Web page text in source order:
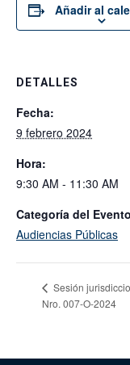
Añadir al
DETALLES
Fecha:
9 febrero 2024
Hora:
9:30 AM - 11:30 AM
Categoría del
Audiencias Públicas
Sesión
Nro. 007-O-2024